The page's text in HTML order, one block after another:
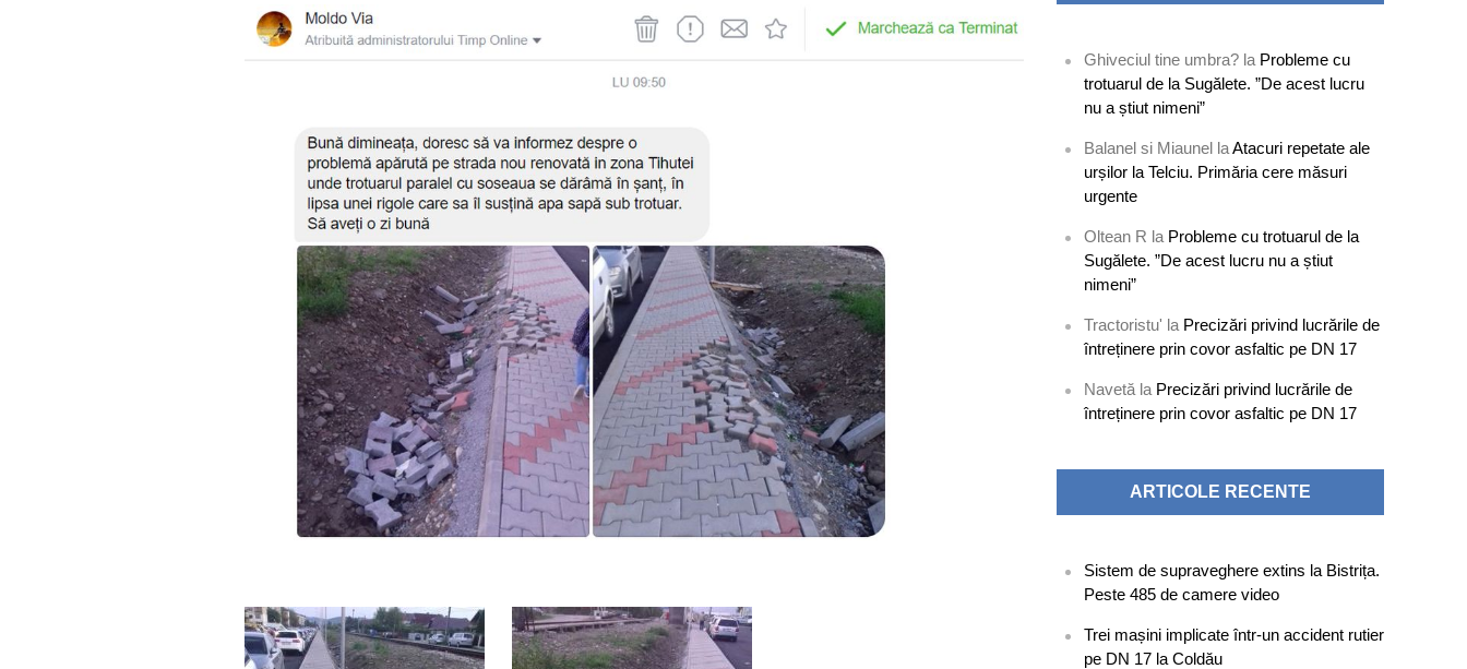
Ghiveciul tine umbra? la Probleme cu
trotuarul de la Sugălete. ”De acest lucru
nu a știut nimeni”
Balanel si Miaunel laAtacuri repetate ale
urșilor la Telciu. Primăria cere măsuri
urgente
Oltean R la Probleme cu trotuarul de la
Sugălete. ”De acest lucru nu a știut
nimeni”
Tractoristu' la Precizări privind lucrările de
întreținere prin covor asfaltic pe DN 17
Navetă la Precizări privind lucrările de
întreținere prin covor asfaltic pe DN 17
ARTICOLE RECENTE
Sistem de supraveghere extins la Bistrița.
Peste 485 de camere video
Trei mașini implicate într-un accident rutier
pe DN 17 la Coldău